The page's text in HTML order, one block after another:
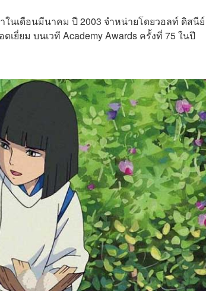
ในเดือนมีนาคม ปี 2003 จำหน่ายโดยวอลท์ ดิสนีย์
ยี่ยม บนเวที Academy Awards ครั้งที่ 75 ในปี